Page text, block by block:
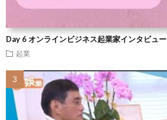
Day 6 オンラインビジネス起業家インタビュー
起業